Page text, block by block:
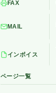
FAX
MAIL
インボイス
ページ一覧